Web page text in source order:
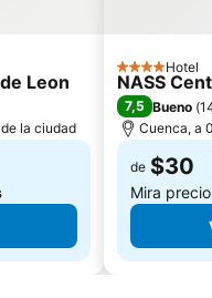
Leon
la ciudad
4 Estrellas
Hotel
NASS
7,5 Bueno (
Cuenca, a
de $30
Mira